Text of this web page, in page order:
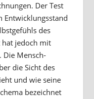
Der Test
Entwicklungsstand
des
hat jedoch mit
Die Mensch-
die Sicht des
und wie seine
bezeichnet